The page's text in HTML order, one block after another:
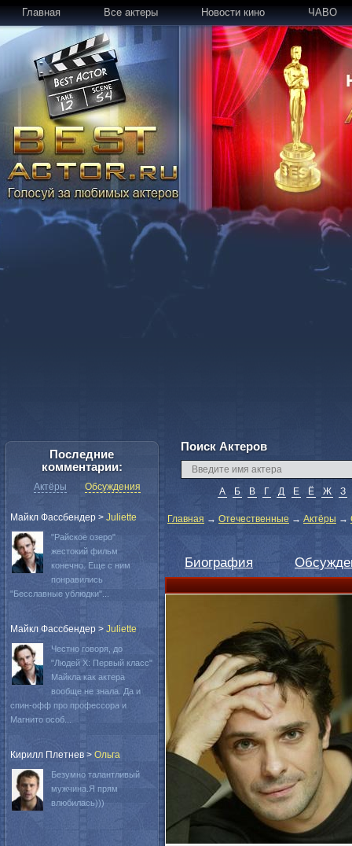
Главная Все актеры Новости кино ЧАВО
Поиск Актеров
А Б В Г Д Е Ё Ж З
Главная → Отечественные → Актёры →
Биография
Последние
комментарии:
Актёры Обсуждения
Майкл Фассбендер > Juliette
"Райское озеро"
жестокий фильм
конечно. Еще с ним
понравились
"Бесславные ублюдки"...
Майкл Фассбендер > Juliette
Честно говоря, до
"Людей Х: Первый класс"
Майкла как актера
вообще не знала. Да и
спин-офф про профессора и
Магнито особ...
Кирилл Плетнев > Oльга
Безумно талантливый
мужчина.Я прям
влюбилась)))